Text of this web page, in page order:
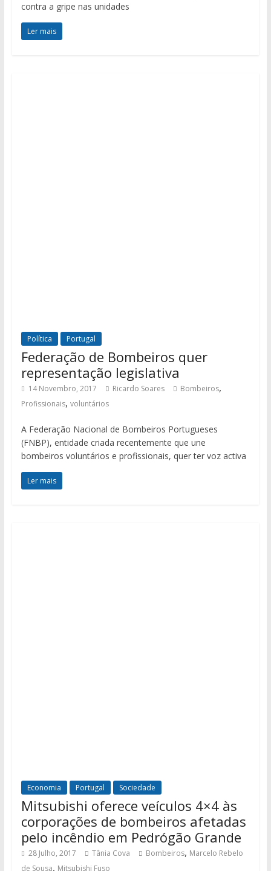
contra a gripe nas unidades
Ler mais
Política Portugal
Federação de Bombeiros quer
representação legislativa
14 Novembro, 2017 Ricardo Soares Bombeiros,
Profissionais, voluntários
A Federação Nacional de Bombeiros Portugueses
(FNBP), entidade criada recentemente que une
bombeiros voluntários e profissionais, quer ter voz activa
Ler mais
Economia Portugal Sociedade
Mitsubishi oferece veículos 4×4 às
corporações de bombeiros afetadas
pelo incêndio em Pedrógão Grande
28 Julho, 2017 Tânia Cova Bombeiros, Marcelo Rebelo
de Sousa, Mitsubishi Fuso